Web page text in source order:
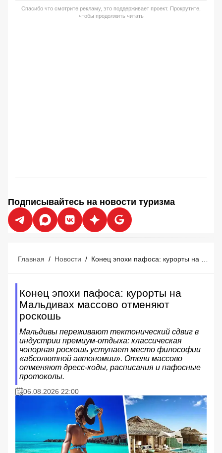
Спасибо что смотрите рекламу, это поддерживает проект. Прокрутите,
чтобы продолжить читать
Подписывайтесь на новости туризма
Главная / Новости /
Конец эпохи пафоса: курорты на
Мальдивах массово отменяют
роскошь
Мальдивы переживают тектонический сдвиг в
индустрии премиум-отдыха: классическая
чопорная роскошь уступает место философии
«абсолютной автономии». Отели массово
отменяют дресс-коды, расписания и пафосные
протоколы.
06.08.2026 22:00